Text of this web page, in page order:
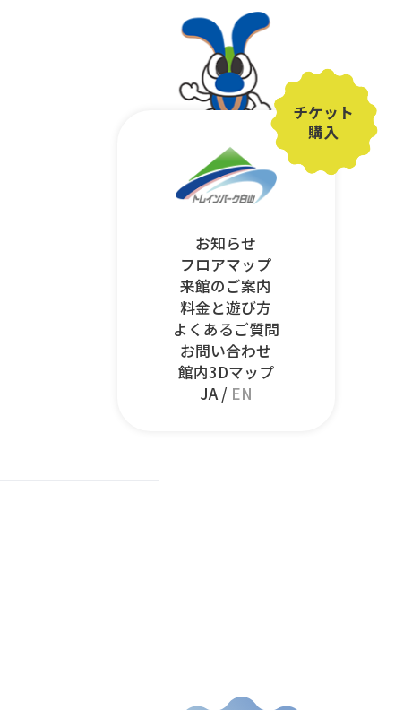
チケット
購入
お知らせ
フロアマップ
来館のご案内
料金と遊び方
よくあるご質問
お問い合わせ
館内3Dマップ
JA / EN